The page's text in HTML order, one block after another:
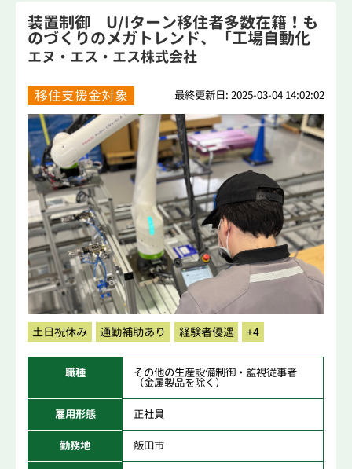
装置制御 U/Iターン移住者多数在籍！も
のづくりのメガトレンド、「工場自動化
装...
エヌ・エス・エス株式会社
移住支援金対象 最終更新日: 2025-03-04 14:02:02
土日祝休み 通勤補助あり 経験者優遇 +4
職種 その他の生産設備制御・監視従事者
（金属製品を除く）
雇用形態 正社員
勤務地 飯田市